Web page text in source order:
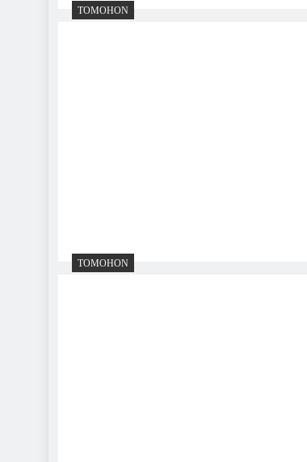
TOMOHON
TOMOHON